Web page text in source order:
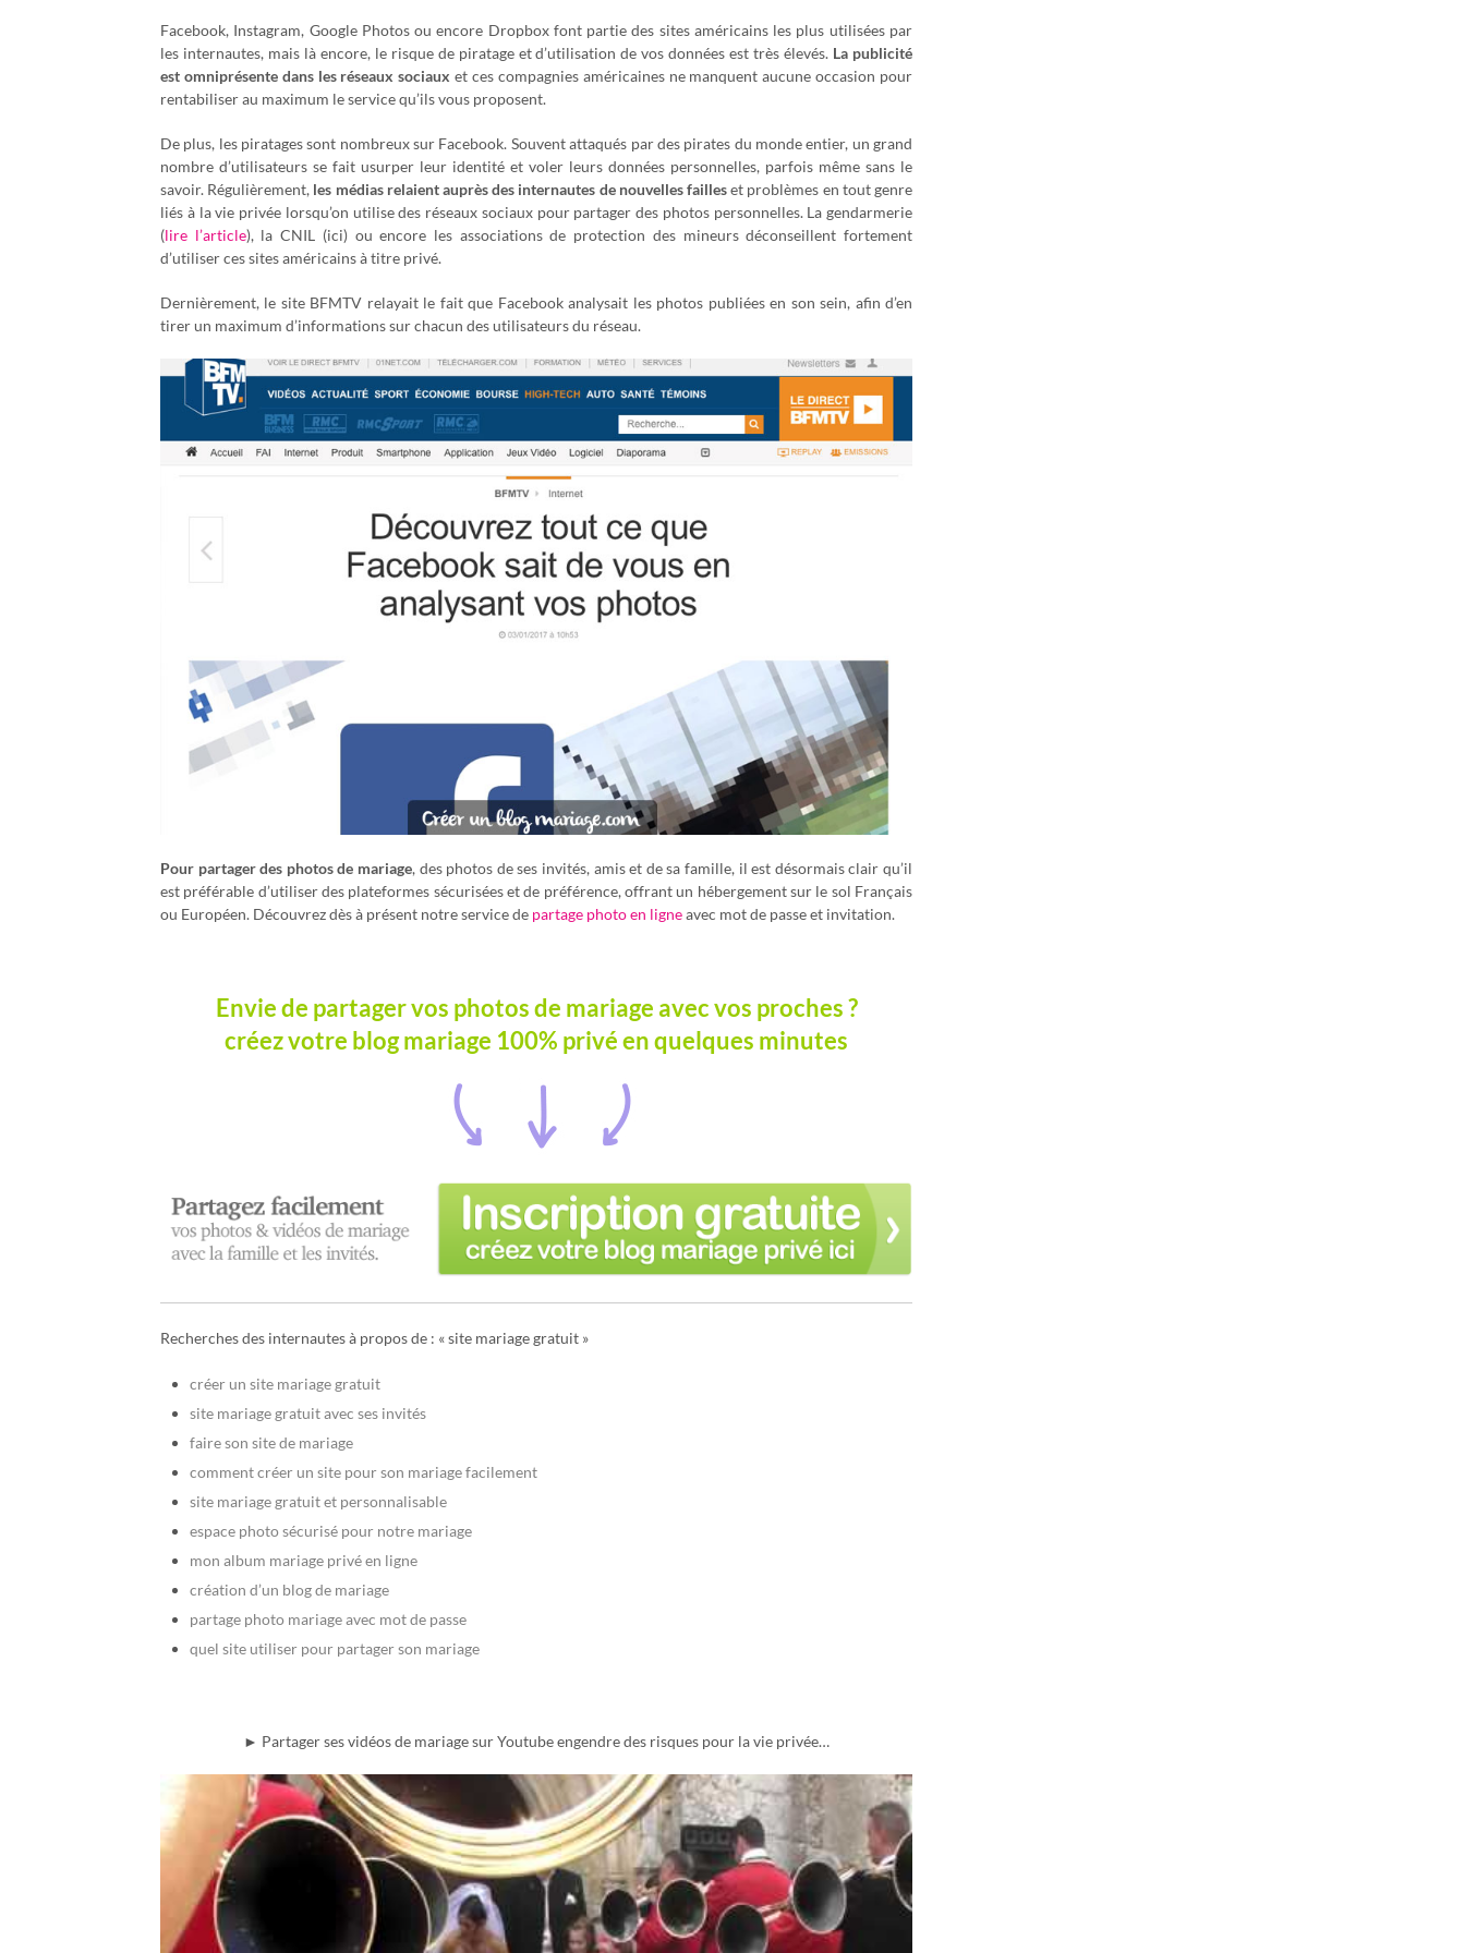
Facebook, Instagram, Google Photos ou encore Dropbox font partie des sites américains les plus utilisées par
les internautes, mais là encore, le risque de piratage et d’utilisation de vos données est très élevés. La publicité
est omniprésente dans les réseaux sociaux et ces compagnies américaines ne manquent aucune occasion pour
rentabiliser au maximum le service qu’ils vous proposent.
De plus, les piratages sont nombreux sur Facebook. Souvent attaqués par des pirates du monde entier, un grand
nombre d’utilisateurs se fait usurper leur identité et voler leurs données personnelles, parfois même sans le
savoir. Régulièrement, les médias relaient auprès des internautes de nouvelles failleset problèmes en tout genre
liés à la vie privée lorsqu’on utilise des réseaux sociaux pour partager des photos personnelles. La gendarmerie
(lire l’article), la CNIL (ici) ou encore les associations de protection des mineurs déconseillent fortement
d’utiliser ces sites américains à titre privé.
Dernièrement, le site BFMTV relayait le fait que Facebook analysait les photos publiées en son sein, afin d’en
tirer un maximum d’informations sur chacun des utilisateurs du réseau.
Pour partager des photos de mariage, des photos de ses invités, amis et de sa famille, il est désormais clair qu’il
est préférable d’utiliser des plateformes sécurisées et de préférence, offrant un hébergement sur le sol Français
ou Européen. Découvrez dès à présent notre service de partage photo en ligneavec mot de passe et invitation.
Envie de partager vos photos de mariage avec vos proches ?
créez votre blog mariage 100% privé en quelques minutes
Recherches des internautes à propos de : « site mariage gratuit »
créer un site mariage gratuit
site mariage gratuit avec ses invités
faire son site de mariage
comment créer un site pour son mariage facilement
site mariage gratuit et personnalisable
espace photo sécurisé pour notre mariage
mon album mariage privé en ligne
création d’un blog de mariage
partage photo mariage avec mot de passe
quel site utiliser pour partager son mariage
► Partager ses vidéos de mariage sur Youtube engendre des risques pour la vie privée…